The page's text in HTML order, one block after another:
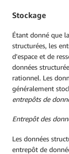
Stockage
Étant donné que
structurées, les
d'espace et de
données
rationnel. Les
généralement
entrepôts de
Entrepôt des
Les données
entrepôt de